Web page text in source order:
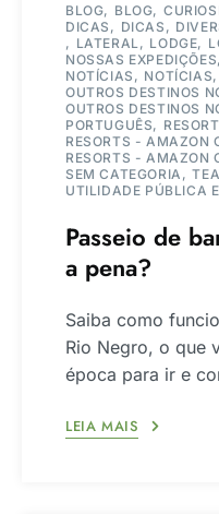
BLOG BLOG
DICAS
DICAS
LATERAL
LODGE
NOSSAS EXPEDIÇÕES
NOTÍCIAS
NOTÍCIAS
OUTROS DESTINOS
OUTROS DESTINOS
PORTUGUÊS
RESORTS - AMAZON
RESORTS - AMAZON
SEM CATEGORIA
UTILIDADE PÚBLICA
Passeio de
a pena?
Saiba como
Rio Negro, o que
época para ir e
LEIA MAIS